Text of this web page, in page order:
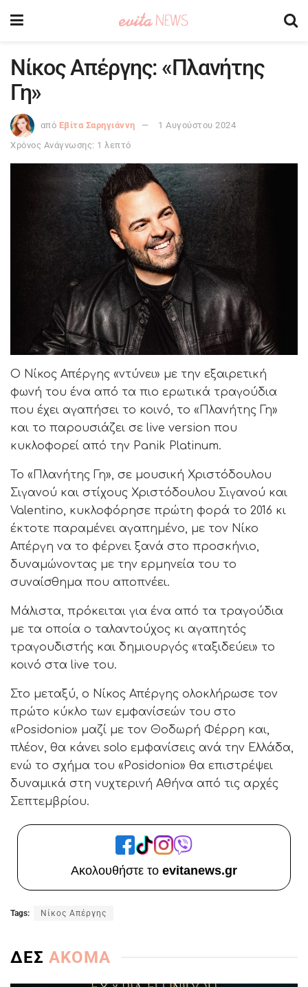
Νίκος Απέργης: «Πλανήτης
Γη»
από Εβίτα Σαρηγιάννη
1 Αυγούστου 2024
Χρόνος Ανάγνωσης: 1 λεπτό
Ο Νίκος Απέργης «ντύνει» με την εξαιρετική
φωνή του ένα από τα πιο ερωτικά τραγούδια
που έχει αγαπήσει το κοινό, το «Πλανήτης Γη»
και το παρουσιάζει σε live version που
κυκλοφορεί από την Panik Platinum.
Το «Πλανήτης Γη», σε μουσική Χριστόδουλου
Σιγανού και στίχους Χριστόδουλου Σιγανού και
Valentino, κυκλοφόρησε πρώτη φορά το 2016 κι
έκτοτε παραμένει αγαπημένο, με τον Νίκο
Απέργη να το φέρνει ξανά στο προσκήνιο,
δυναμώνοντας με την ερμηνεία του το
συναίσθημα που αποπνέει.
Μάλιστα, πρόκειται για ένα από τα τραγούδια
με τα οποία ο ταλαντούχος κι αγαπητός
τραγουδιστής και δημιουργός «ταξιδεύει» το
κοινό στα live του.
Στο μεταξύ, ο Νίκος Απέργης ολοκλήρωσε τον
πρώτο κύκλο των εμφανίσεών του στο
«Posidonio» μαζί με τον Θοδωρή Φέρρη και,
πλέον, θα κάνει solo εμφανίσεις ανά την Ελλάδα,
ενώ το σχήμα του «Posidonio» θα επιστρέψει
δυναμικά στη νυχτερινή Αθήνα από τις αρχές
Σεπτεμβρίου.
Ακολουθήστε το evitanews.gr
Tags: Νίκος Απέργης
ΔΕΣ ΑΚΟΜΑ